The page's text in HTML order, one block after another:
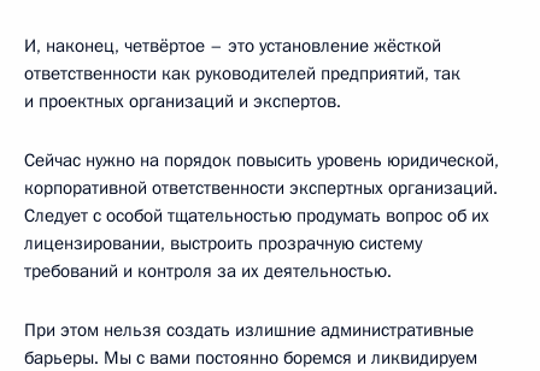
И, наконец, четвёртое – это установление жёсткой
ответственности как руководителей предприятий, так
и проектных организаций и экспертов.
Сейчас нужно на порядок повысить уровень юридической,
корпоративной ответственности экспертных организаций.
Следует с особой тщательностью продумать вопрос об их
лицензировании, выстроить прозрачную систему
требований и контроля за их деятельностью.
При этом нельзя создать излишние административные
барьеры. Мы с вами постоянно боремся и ликвидируем